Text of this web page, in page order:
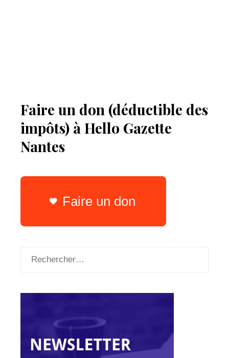
Faire un don (déductible des
impôts) à Hello Gazette
Nantes
Faire un don